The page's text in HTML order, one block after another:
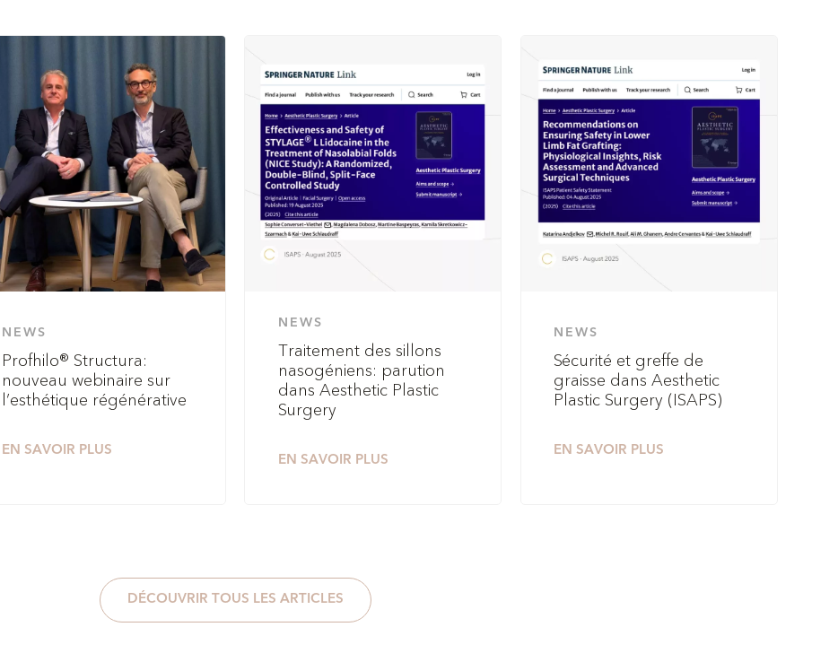
NEWS
Profhilo® Structura:
nouveau webinaire sur
l’esthétique régénérative
EN SAVOIR PLUS
NEWS
Traitement des sillons
nasogéniens: parution
dans Aesthetic Plastic
Surgery
EN SAVOIR PLUS
NEWS
Sécurité et greffe de
graisse dans Aesthetic
Plastic Surgery (ISAPS)
EN SAVOIR PLUS
DÉCOUVRIR TOUS LES ARTICLES